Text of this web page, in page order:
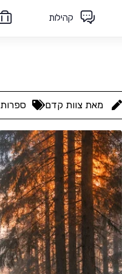
קהילות
מאת צוות קדם ספרות